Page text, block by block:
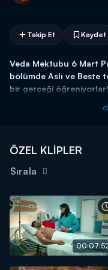
Takip Et Kaydet
Veda Mektubu 6 Mart
bölümde Aslı ve Beste
bir gerçeği öğreniyorlar!
Alanur'un Mehmet
Beste annelerinin
konusundaki sert
Veda Mektubu yeni
ÖZEL KLİPLER
Sırala